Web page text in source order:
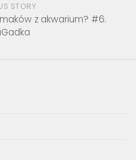
STORY
z akwarium? #6.